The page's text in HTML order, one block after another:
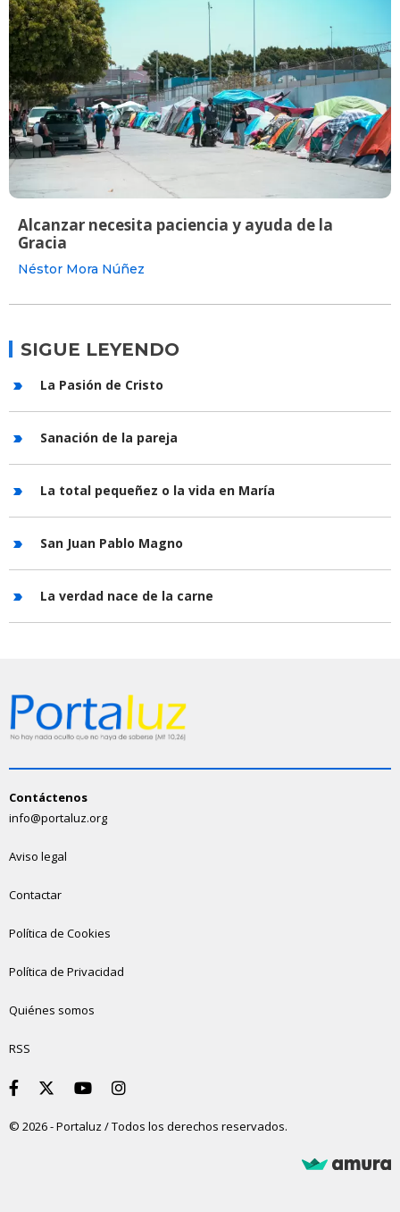
Alcanzar necesita paciencia y ayuda de la
Gracia
Néstor Mora Núñez
SIGUE LEYENDO
La Pasión de Cristo
Sanación de la pareja
La total pequeñez o la vida en María
San Juan Pablo Magno
La verdad nace de la carne
Contáctenos
info@portaluz.org
Aviso legal
Contactar
Política de Cookies
Política de Privacidad
Quiénes somos
RSS
© 2026 - Portaluz / Todos los derechos reservados.